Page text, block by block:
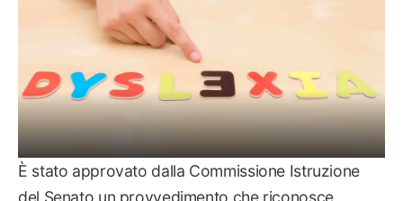
È stato approvato dalla Commissione Istruzione
del Senato un provvedimento che riconosce